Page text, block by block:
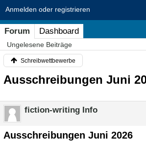
Anmelden oder registrieren
Forum Dashboard
Ungelesene Beiträge
Schreibwettbewerbe
Ausschreibungen Juni
fiction-writing Info
Ausschreibungen Juni 2026